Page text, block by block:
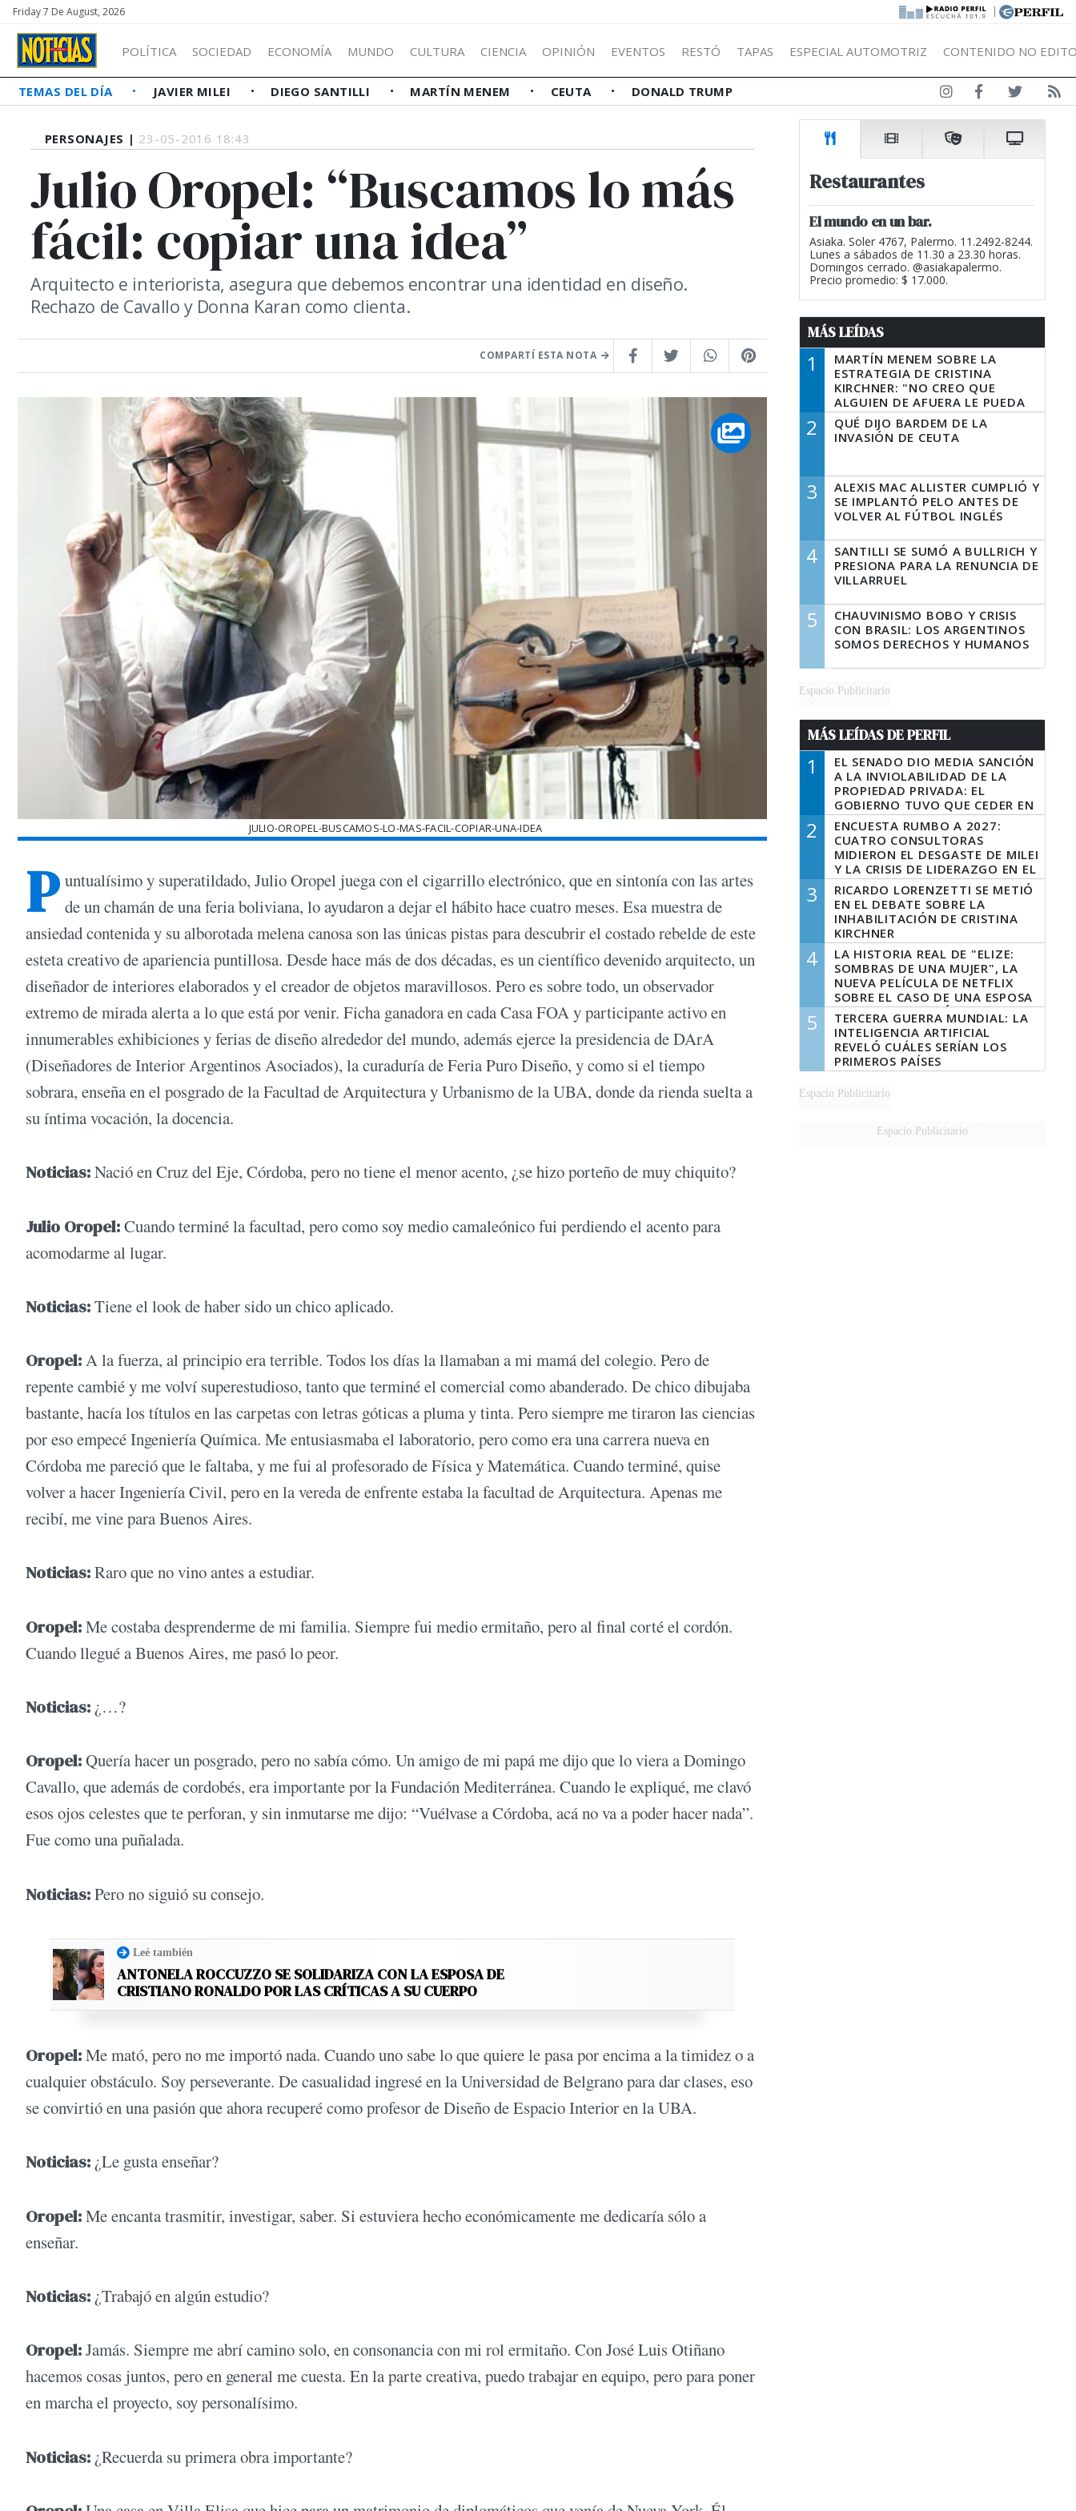
Friday 7 De August, 2026 |
POLÍTICA SOCIEDAD ECONOMÍA MUNDO CULTURA CIENCIA OPINIÓN EVENTOS RESTÓ TAPAS ESPECIAL AUTOMOTRIZ CONTENIDO NO
TEMAS DEL DÍA JAVIER MILEI DIEGO SANTILLI MARTÍN MENEM CEUTA DONALD TRUMP
PERSONAJES | 23-05-2016 18:43
Julio Oropel: “Buscamos lo más
fácil: copiar una idea”
Arquitecto e interiorista, asegura que debemos encontrar una identidad en diseño.
Rechazo de Cavallo y Donna Karan como clienta.
COMPARTÍ ESTA NOTA
JULIO-OROPEL-BUSCAMOS-LO-MAS-FACIL-COPIAR-UNA-IDEA
P untualísimo y superatildado, Julio Oropel juega con el cigarrillo electrónico, que en sintonía con las artes
de un chamán de una feria boliviana, lo ayudaron a dejar el hábito hace cuatro meses. Esa muestra de
ansiedad contenida y su alborotada melena canosa son las únicas pistas para descubrir el costado rebelde de este
esteta creativo de apariencia puntillosa. Desde hace más de dos décadas, es un científico devenido arquitecto, un
diseñador de interiores elaborados y el creador de objetos maravillosos. Pero es sobre todo, un observador
extremo de mirada alerta a lo que está por venir. Ficha ganadora en cada Casa FOA y participante activo en
innumerables exhibiciones y ferias de diseño alrededor del mundo, además ejerce la presidencia de DArA
(Diseñadores de Interior Argentinos Asociados), la curaduría de Feria Puro Diseño, y como si el tiempo
sobrara, enseña en el posgrado de la Facultad de Arquitectura y Urbanismo de la UBA, donde da rienda suelta a
su íntima vocación, la docencia.
Noticias:Nació en Cruz del Eje, Córdoba, pero no tiene el menor acento, ¿se hizo porteño de muy chiquito?
Julio Oropel:Cuando terminé la facultad, pero como soy medio camaleónico fui perdiendo el acento para
acomodarme al lugar.
Noticias:Tiene el look de haber sido un chico aplicado.
Oropel:A la fuerza, al principio era terrible. Todos los días la llamaban a mi mamá del colegio. Pero de
repente cambié y me volví superestudioso, tanto que terminé el comercial como abanderado. De chico dibujaba
bastante, hacía los títulos en las carpetas con letras góticas a pluma y tinta. Pero siempre me tiraron las ciencias
por eso empecé Ingeniería Química. Me entusiasmaba el laboratorio, pero como era una carrera nueva en
Córdoba me pareció que le faltaba, y me fui al profesorado de Física y Matemática. Cuando terminé, quise
volver a hacer Ingeniería Civil, pero en la vereda de enfrente estaba la facultad de Arquitectura. Apenas me
recibí, me vine para Buenos Aires.
Noticias:Raro que no vino antes a estudiar.
Oropel:Me costaba desprenderme de mi familia. Siempre fui medio ermitaño, pero al final corté el cordón.
Cuando llegué a Buenos Aires, me pasó lo peor.
Noticias: ¿…?
Oropel:Quería hacer un posgrado, pero no sabía cómo. Un amigo de mi papá me dijo que lo viera a Domingo
Cavallo, que además de cordobés, era importante por la Fundación Mediterránea. Cuando le expliqué, me clavó
esos ojos celestes que te perforan, y sin inmutarse me dijo: “Vuélvase a Córdoba, acá no va a poder hacer nada”.
Fue como una puñalada.
Noticias:Pero no siguió su consejo.
Leé también
ANTONELA ROCCUZZO SE SOLIDARIZA CON LA ESPOSA DE
CRISTIANO RONALDO POR LAS CRÍTICAS A SU CUERPO
Oropel:Me mató, pero no me importó nada. Cuando uno sabe lo que quiere le pasa por encima a la timidez o a
cualquier obstáculo. Soy perseverante. De casualidad ingresé en la Universidad de Belgrano para dar clases, eso
se convirtió en una pasión que ahora recuperé como profesor de Diseño de Espacio Interior en la UBA.
Noticias: ¿Le gusta enseñar?
Oropel:Me encanta trasmitir, investigar, saber. Si estuviera hecho económicamente me dedicaría sólo a
enseñar.
Noticias: ¿Trabajó en algún estudio?
Oropel:Jamás. Siempre me abrí camino solo, en consonancia con mi rol ermitaño. Con José Luis Otiñano
hacemos cosas juntos, pero en general me cuesta. En la parte creativa, puedo trabajar en equipo, pero para poner
en marcha el proyecto, soy personalísimo.
Noticias: ¿Recuerda su primera obra importante?
Restaurantes
El mundo en un bar.
Asiaka. Soler 4767, Palermo. 11.2492-8244.
Lunes a sábados de 11.30 a 23.30 horas.
Domingos cerrado. @asiakapalermo.
Precio promedio: $ 17.000.
MÁS LEÍDAS
1
MARTÍN MENEM SOBRE LA
ESTRATEGIA DE CRISTINA
KIRCHNER: "NO CREO QUE
ALGUIEN DE AFUERA LE PUEDA
DECIR A LA JUSTICIA LO QUE
TIENE QUE HACER"
2
QUÉ DIJO BARDEM DE LA
INVASIÓN DE CEUTA
3
ALEXIS MAC ALLISTER CUMPLIÓ Y
SE IMPLANTÓ PELO ANTES DE
VOLVER AL FÚTBOL INGLÉS
4
SANTILLI SE SUMÓ A BULLRICH Y
PRESIONA PARA LA RENUNCIA DE
VILLARRUEL
5
CHAUVINISMO BOBO Y CRISIS
CON BRASIL: LOS ARGENTINOS
SOMOS DERECHOS Y HUMANOS
Espacio Publicitario
MÁS LEÍDAS DE PERFIL
1
EL SENADO DIO MEDIA SANCIÓN
A LA INVIOLABILIDAD DE LA
PROPIEDAD PRIVADA: EL
GOBIERNO TUVO QUE CEDER EN
LA LEY DEL MANEJO DEL FUEGO
2
ENCUESTA RUMBO A 2027:
CUATRO CONSULTORAS
MIDIERON EL DESGASTE DE MILEI
Y LA CRISIS DE LIDERAZGO EN EL
PERONISMO
3
RICARDO LORENZETTI SE METIÓ
EN EL DEBATE SOBRE LA
INHABILITACIÓN DE CRISTINA
KIRCHNER
4
LA HISTORIA REAL DE "ELIZE:
SOMBRAS DE UNA MUJER", LA
NUEVA PELÍCULA DE NETFLIX
SOBRE EL CASO DE UNA ESPOSA
QUE DESCUARTIZÓ A SU
MARIDO
5
TERCERA GUERRA MUNDIAL: LA
INTELIGENCIA ARTIFICIAL
REVELÓ CUÁLES SERÍAN LOS
PRIMEROS PAÍSES
LATINOAMERICANOS EN SER
DERROTADOS
Espacio Publicitario
Espacio Publicitario